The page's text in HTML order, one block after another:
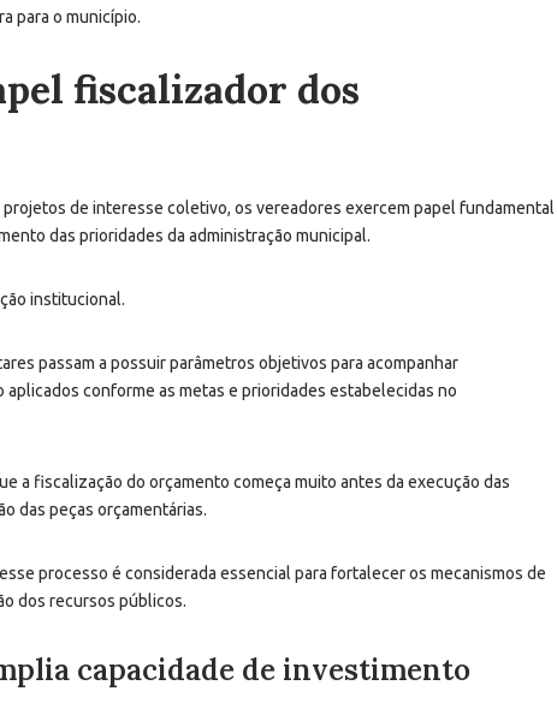
para o município.
fiscalizador dos
de interesse coletivo, os vereadores exercem papel fundamental
das prioridades da administração municipal.
institucional.
passam a possuir parâmetros objetivos para acompanhar
conforme as metas e prioridades estabelecidas no
a fiscalização do orçamento começa muito antes da execução das
das peças orçamentárias.
processo é considerada essencial para fortalecer os mecanismos de
dos recursos públicos.
capacidade de investimento